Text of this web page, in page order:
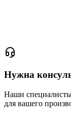
Нужна
Наши специалисты
для вашего